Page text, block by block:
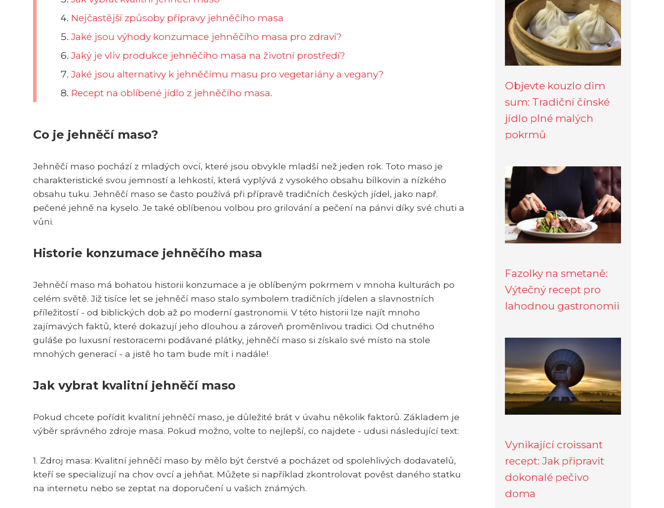
Nejčastější způsoby přípravy jehněčího masa
Jaké jsou výhody konzumace jehněčího masa pro zdraví?
Jaký je vliv produkce jehněčího masa na životní prostředí?
Jaké jsou alternativy k jehněčímu masu pro vegetariány a vegany?
Recept na oblíbené jídlo z jehněčího masa.
Co je jehněčí maso?
Jehněčí maso pochází z mladých ovcí, které jsou obvykle mladší než jeden rok. Toto maso je
charakteristické svou jemností a lehkostí, která vyplývá z vysokého obsahu bílkovin a nízkého
obsahu tuku. Jehněčí maso se často používá při přípravě tradičních českých jídel, jako např.
pečené jehně na kyselo. Je také oblíbenou volbou pro grilování a pečení na pánvi díky své chuti a
vůni.
Historie konzumace jehněčího masa
Jehněčí maso má bohatou historii konzumace a je oblíbeným pokrmem v mnoha kulturách po
celém světě. Již tisíce let se jehněčí maso stalo symbolem tradičních jídelen a slavnostních
příležitostí - od biblických dob až po moderní gastronomii. V této historii lze najít mnoho
zajímavých faktů, které dokazují jeho dlouhou a zároveň proměnlivou tradici. Od chutného
guláše po luxusní restoracemi podávané plátky, jehněčí maso si získalo své místo na stole
mnohých generací - a jistě ho tam bude mít i nadále!
Jak vybrat kvalitní jehněčí maso
Pokud chcete pořídit kvalitní jehněčí maso, je důležité brát v úvahu několik faktorů. Základem je
výběr správného zdroje masa. Pokud možno, volte to nejlepší, co najdete - udusi následující text:
1. Zdroj masa: Kvalitní jehněčí maso by mělo být čerstvé a pocházet od spolehlivých dodavatelů,
kteří se specializují na chov ovcí a jehňat. Můžete si například zkontrolovat pověst daného statku
na internetu nebo se zeptat na doporučení u vašich známých.
Objevte kouzlo dim
sum: Tradiční čínské
jídlo plné malých
pokrmů
Fazolky na smetaně:
Výtečný recept pro
lahodnou gastronomii
Vynikající croissant
recept: Jak připravit
dokonalé pečivo
doma